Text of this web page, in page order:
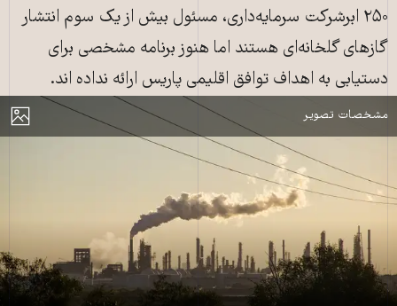
۲۵۰ ابرشرکت‌ سرمایه‌داری، مسئول بیش از یک سوم انتشار
گازهای گلخانه‌ای هستند اما هنوز برنامه مشخصی برای
دستیابی به اهداف توافق اقلیمی پاریس ارائه نداده اند.
نمایش
مشخصات تصویر
آلودگی پالایشگاه نفت در تگزاس ایالات متحده ــ عکس: شاتراستاک